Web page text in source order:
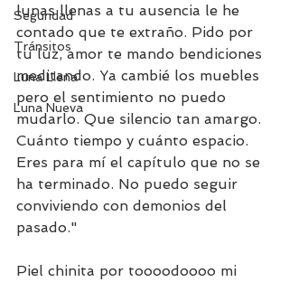
Seguridad
Tránsitos
Luna Llena
Luna Nueva
lunas llenas a tu ausencia le he
contado que te extraño. Pido por
tu luz, amor te mando bendiciones
meditando. Ya cambié los muebles
pero el sentimiento no puedo
mudarlo. Que silencio tan amargo.
Cuánto tiempo y cuánto espacio.
Eres para mí el capítulo que no se
ha terminado. No puedo seguir
conviviendo con demonios del
pasado."
Piel chinita por toooodoooo mi